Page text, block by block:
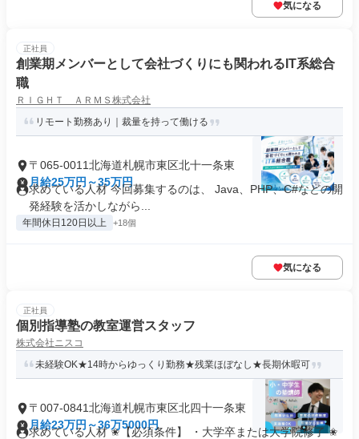
気になる
正社員
創業期メンバーとして会社づくりにも関われるIT系総合
職
ＲＩＧＨＴ ＡＲＭＳ株式会社
リモート勤務あり｜裁量を持って働ける
〒065-0011北海道札幌市東区北十一条東
月給25万円～35万円
求めている人材 今回募集するのは、 Java、PHP、C#などの開
発経験を活かしながら...
年間休日120日以上 +18個
気になる
正社員
個別指導塾の教室運営スタッフ
株式会社ニスコ
未経験OK★14時からゆっくり勤務★残業ほぼなし★長期休暇可
〒007-0841北海道札幌市東区北四十一条東
月給23万円～36万5000円
求めている人材 ✬【必須条件】 ・大学卒または大学院修了 ✬